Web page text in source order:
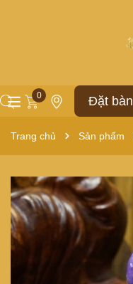
0 Đặt bàn
Trang chủ Sản phẩm